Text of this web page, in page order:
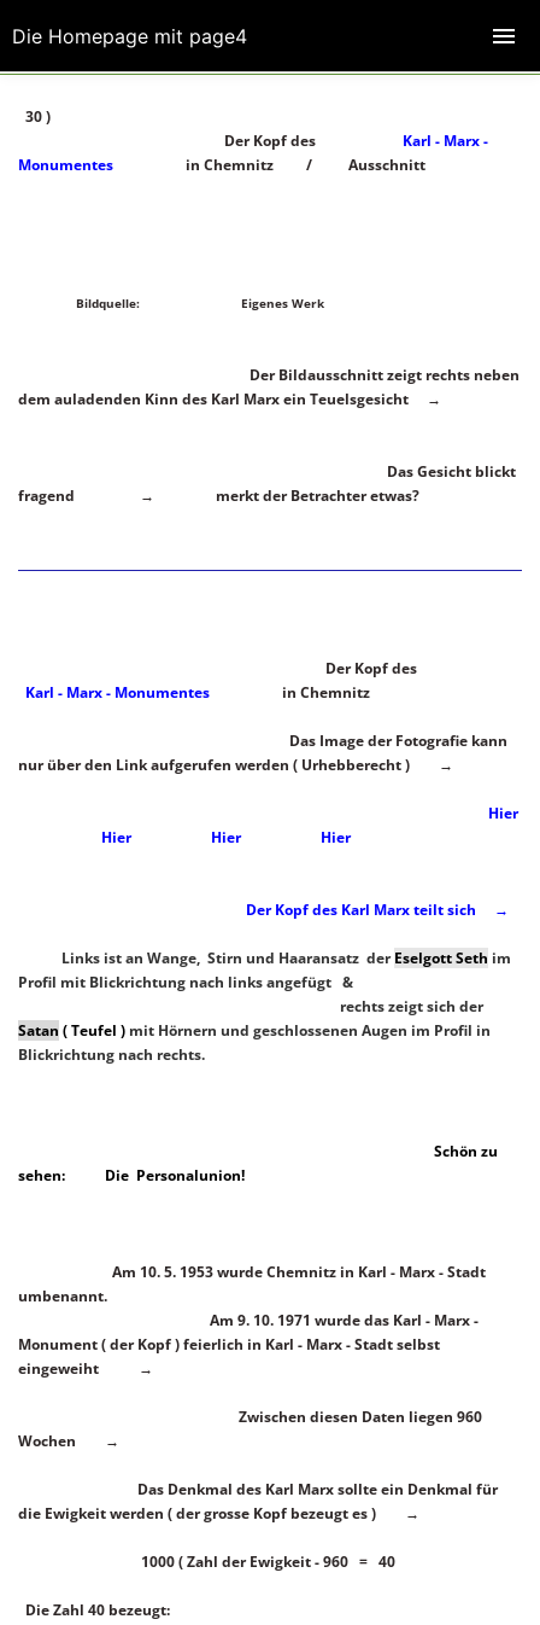
30 )
Der Kopf des Karl - Marx -
Monumentes
in Chemnitz / Ausschnitt
Bildquelle: Eigenes Werk
Der Bildausschnitt zeigt rechts neben
dem auladenden Kinn des Karl Marx ein Teuelsgesicht →
Das Gesicht blickt
fragend → merkt der Betrachter etwas?
Der Kopf des
Karl - Marx - Monumentes
in Chemnitz
Das Image der Fotografie kann
nur über den Link aufgerufen werden ( Urhebberecht ) →
Hier
Hier
Hier Hier
Der Kopf des Karl Marx teilt sich →
Links ist an Wange, Stirn und Haaransatz derEselgott Seth im
Profil mit Blickrichtung nach links angefügt &
rechts zeigt sich der
Satan ( Teufel ) mit Hörnern und geschlossenen Augen im Profil in
Blickrichtung nach rechts.
Schön zu
sehen: Die Personalunion!
Am 10. 5. 1953 wurde Chemnitz in Karl - Marx - Stadt
umbenannt.
Am 9. 10. 1971 wurde das Karl - Marx -
Monument ( der Kopf ) feierlich in Karl - Marx - Stadt selbst
eingeweiht →
Zwischen diesen Daten liegen 960
Wochen →
Das Denkmal des Karl Marx sollte ein Denkmal für
die Ewigkeit werden ( der grosse Kopf bezeugt es ) →
1000 ( Zahl der Ewigkeit - 960 = 40
Die Zahl 40 bezeugt:
Die Homepage mit page4